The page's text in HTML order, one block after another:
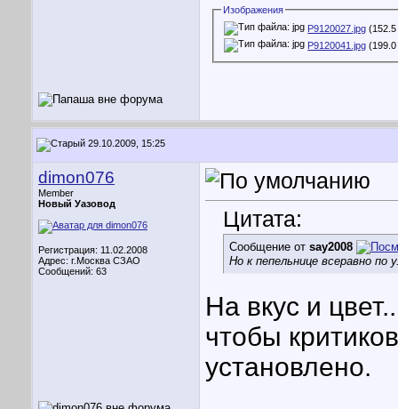
Изображения
P9120027.jpg
P9120041.jpg
29.10.2009, 15:25
dimon076
Member
Новый Уазовод
Регистрация: 11.02.2008
Адрес: г.Москва СЗАО
Сообщений: 63
Цитата:
Сообщение от say2008
Но к пепельнице всеравно по
На вкус и
чтобы
установлено.